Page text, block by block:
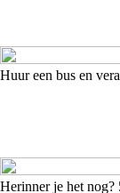
Huur een bus en
Herinner je het nog?